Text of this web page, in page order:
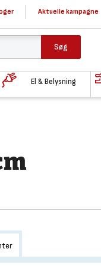
Aktuelle kampagne
Søg
El & Belysning